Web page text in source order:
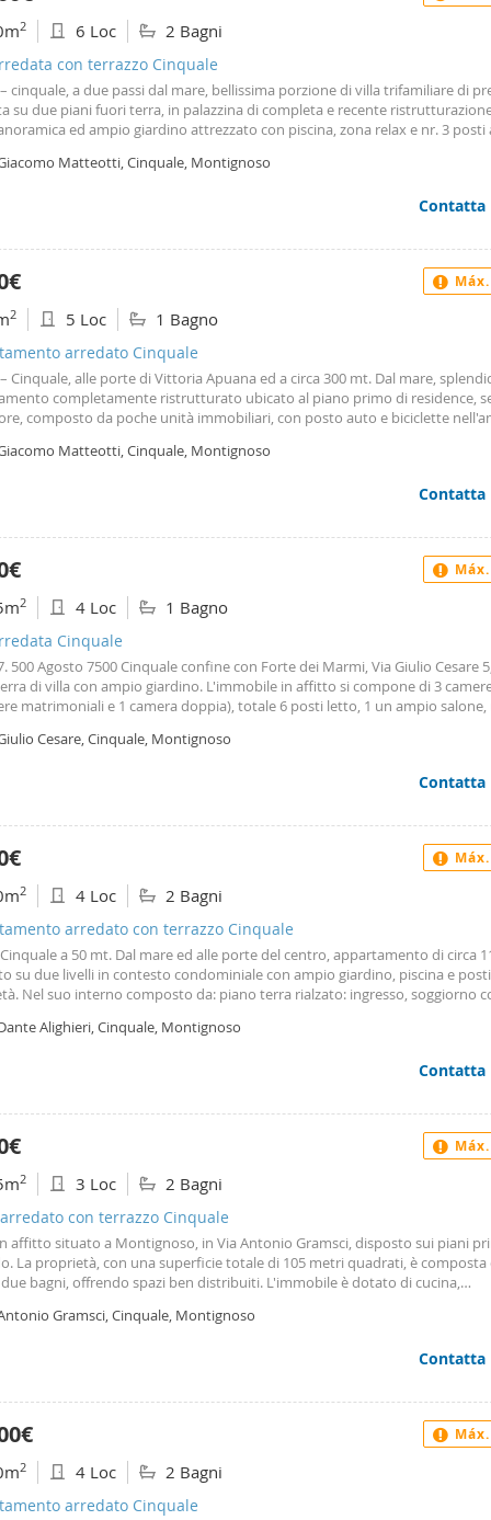
2 6 Loc 2 Bagni
con terrazzo Cinquale
– cinquale, a due passi dal mare, bellissima porzione di villa trifamiliare di
su due piani fuori terra, in palazzina di completa e recente
ed ampio giardino attrezzato con piscina, zona relax e nr. 3 posti
in ampio soggiorno con zona pranzo, cucina e bagno di cortesia; piano
e terrazza perimetrale da cui si può godere di un’ottima vista sul mare e sui
Matteotti, Cinquale, Montignoso
Contatta
2 5 Loc 1 Bagno
arredato Cinquale
– Cinquale, alle porte di Vittoria Apuana ed a circa 300 mt. Dal mare,
completamente ristrutturato ubicato al piano primo di residence,
composto da poche unità immobiliari, con posto auto e biciclette
di cottura, disimpegno, due camere da letto matrimoniali, un bagno e
Matteotti, Cinquale, Montignoso
Contatta
2 4 Loc 1 Bagno
Cinquale
500 Agosto 7500 Cinquale confine con Forte dei Marmi, Via Giulio Cesare
di villa con ampio giardino. L'immobile in affitto si compone di 3
matrimoniali e 1 camera doppia), totale 6 posti letto, 1 un ampio salone,
è esclusivo. Non vi sono né altri ospiti né proprietari. L'immobile è arredato
Cesare, Cinquale, Montignoso
Contatta
2 4 Loc 2 Bagni
arredato con terrazzo Cinquale
Cinquale a 50 mt. Dal mare ed alle porte del centro, appartamento di circa
su due livelli in contesto condominiale con ampio giardino, piscina e
Nel suo interno composto da: piano terra rialzato: ingresso, soggiorno
due camere da letto matrimoniali, una camera da letto singola e due
Alighieri, Cinquale, Montignoso
Contatta
2 3 Loc 2 Bagni
con terrazzo Cinquale
affitto situato a Montignoso, in Via Antonio Gramsci, disposto sui piani
La proprietà, con una superficie totale di 105 metri quadrati, è composta
due bagni, offrendo spazi ben distribuiti. L'immobile è dotato di cucina,
l'offerta un terrazzo, un balcone e posti auto. Gli infissi sono in vetro e
stato realizzato nel 2008. Contattami per qualunque informazione o per
Gramsci, Cinquale, Montignoso
Contatta
2 4 Loc 2 Bagni
arredato Cinquale